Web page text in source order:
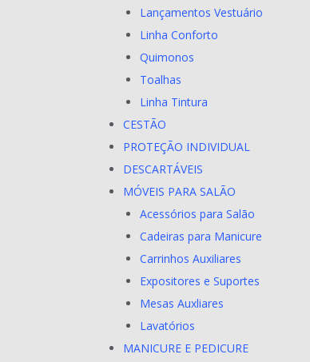
Lançamentos Vestuário
Linha Conforto
Quimonos
Toalhas
Linha Tintura
CESTÃO
PROTEÇÃO INDIVIDUAL
DESCARTÁVEIS
MÓVEIS PARA SALÃO
Acessórios para Salão
Cadeiras para Manicure
Carrinhos Auxiliares
Expositores e Suportes
Mesas Auxliares
Lavatórios
MANICURE E PEDICURE